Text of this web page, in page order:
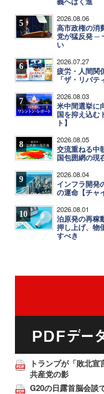
5 2026.08.06
高市政権の消
党が猛反発 ─
い
6 2026.07.27
疲労・人間関
「ザ・リバ
7 2026.08.03
米中間選挙に
国を抑え込む
ト】
8 2026.08.05
交流重ねる中
国包囲網の現
9 2026.08.04
インフラ開発
の運命【チャ
10 2026.08.01
泊原発の再稼
押し上げ、物
すべき
トランプが「敗北
共産党の影
G20の日露首脳会談